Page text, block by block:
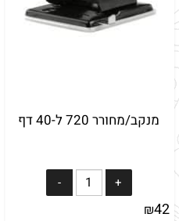
מנקב/מחורר 720 ל-40 דף
₪42